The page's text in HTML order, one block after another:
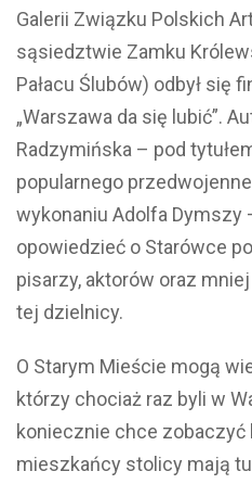
Galerii Związku Polskich
sąsiedztwie Zamku
Pałacu Ślubów) odbył się
„Warszawa da się lubić”.
Radzymińska – pod
popularnego
wykonaniu Adolfa Dymszy
opowiedzieć o Starówce
pisarzy, aktorów oraz
tej dzielnicy.
O Starym Mieście mogą
którzy chociaż raz byli w
koniecznie chce zobaczyć
mieszkańcy stolicy mają